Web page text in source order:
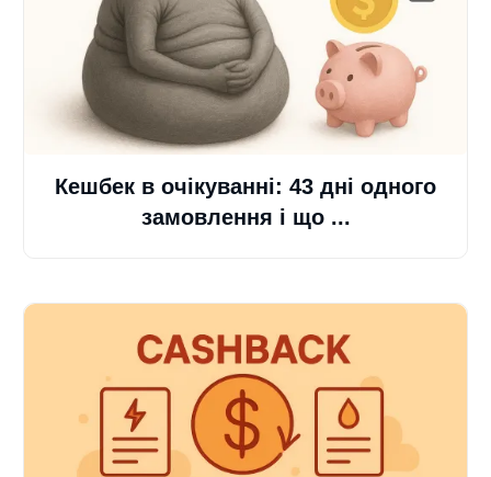
Кешбек в очікуванні: 43 дні одного
замовлення і що ...